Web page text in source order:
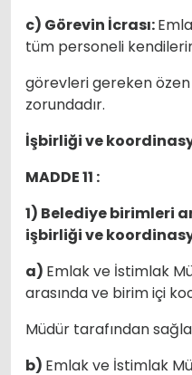
c) Görevin İcrası:
tüm personeli
görevleri gereken
zorundadır.
İşbirliği ve
MADDE 11 :
1) Belediye birimleri
işbirliği ve
a) Emlak ve İstimlak
arasında ve birim içi
Müdür tarafından
b) Emlak ve İstimlak